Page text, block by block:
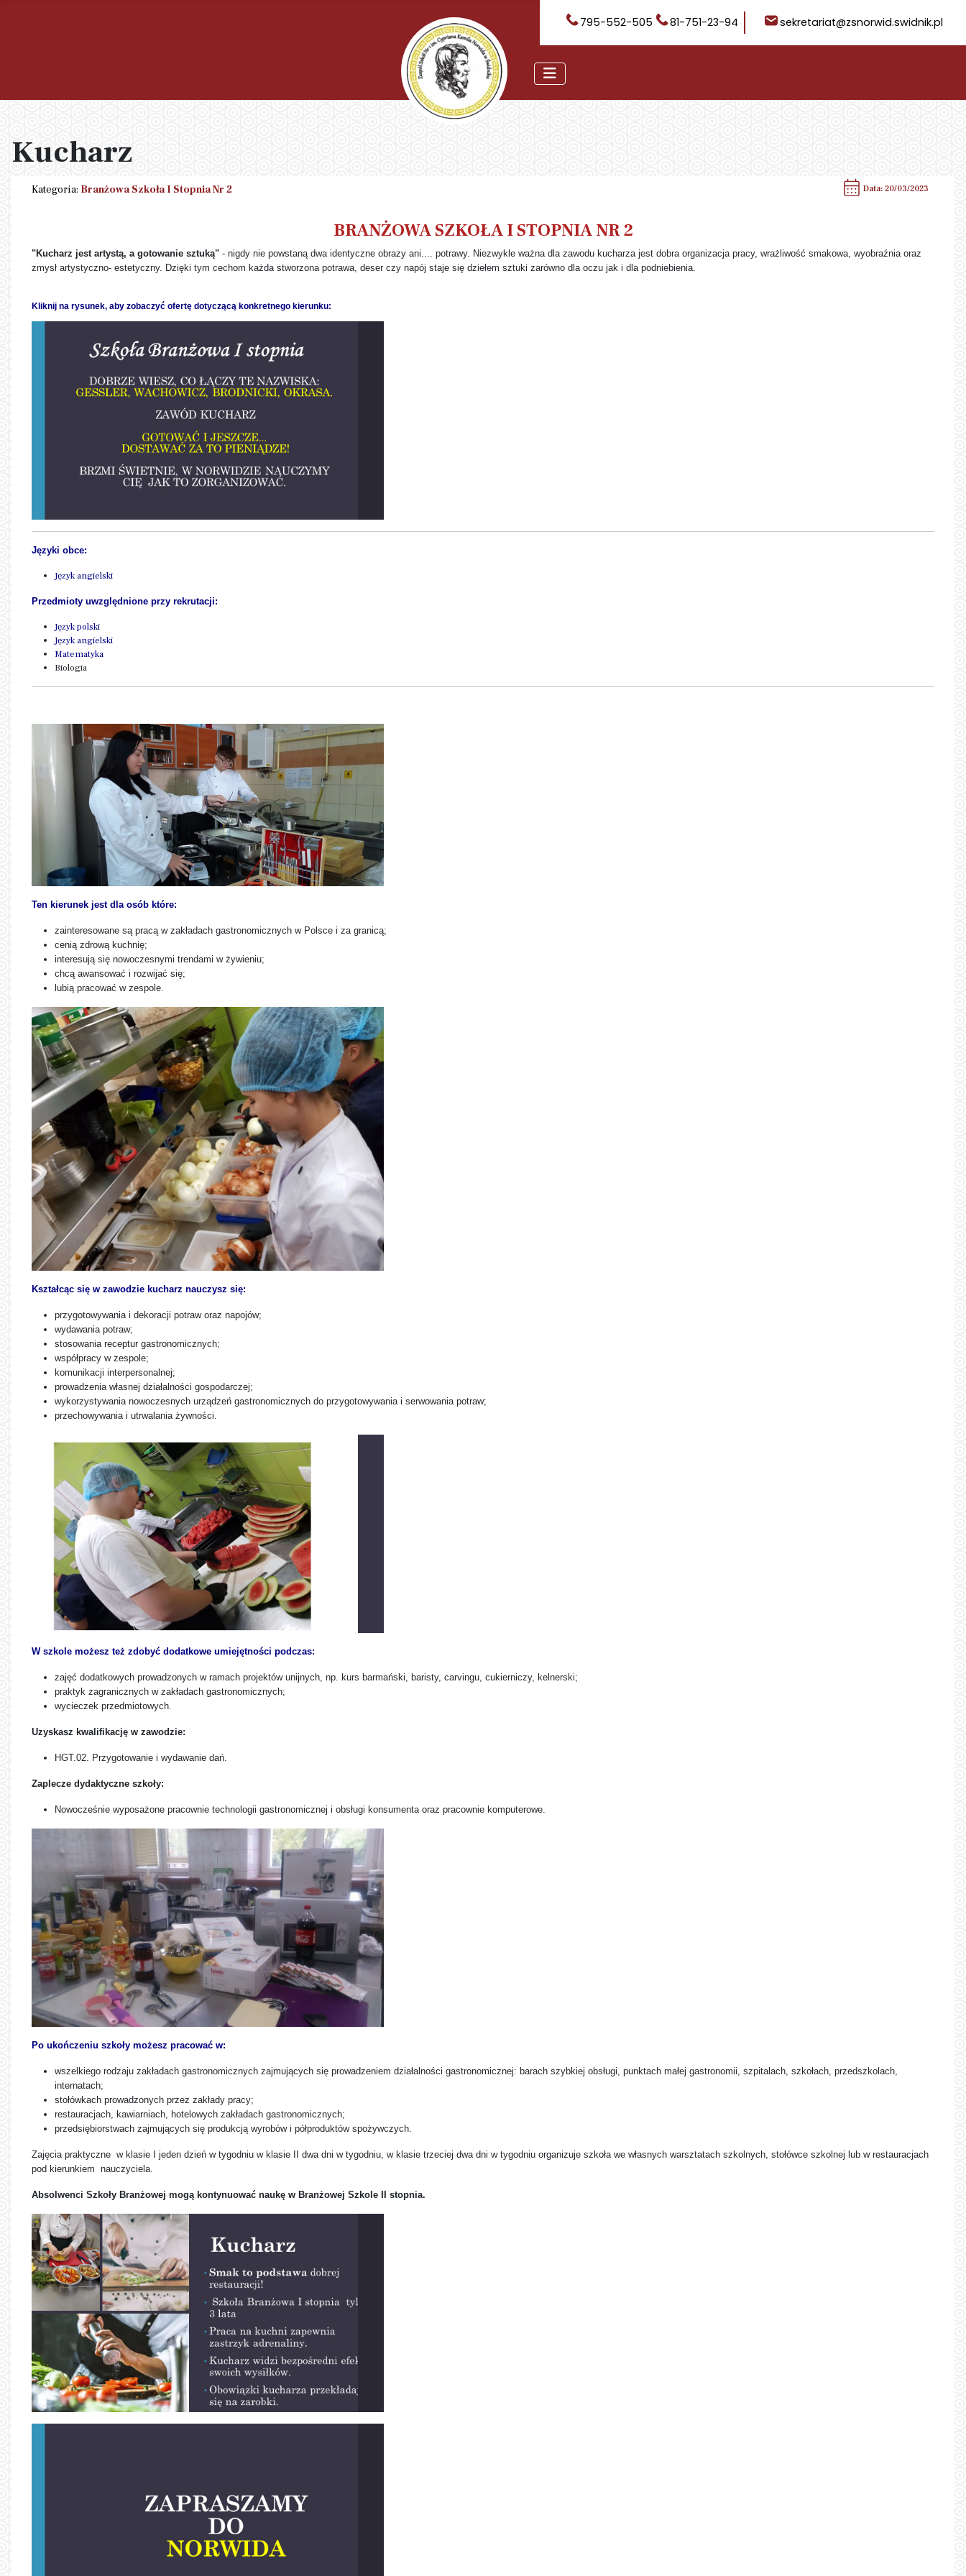
795-552-505 81-751-23-94 sekretariat@zsnorwid.swidnik.pl
Kucharz
Kategoria: Branżowa Szkoła I Stopnia Nr 2 Data: 20/03/2023
BRANŻOWA SZKOŁA I STOPNIA NR 2
"Kucharz jest artystą, a gotowanie sztuką" - nigdy nie powstaną dwa identyczne obrazy ani.... potrawy. Niezwykle ważna dla zawodu kucharza jest dobra organizacja pracy, wrażliwość smakowa, wyobraźnia oraz
zmysł artystyczno- estetyczny. Dzięki tym cechom każda stworzona potrawa, deser czy napój staje się dziełem sztuki zarówno dla oczu jak i dla podniebienia.
Kliknij na rysunek, aby zobaczyć ofertę dotyczącą konkretnego kierunku:
Języki obce:
Język angielski
Przedmioty uwzględnione przy rekrutacji:
Język polski
Język angielski
Matematyka
Biologia
Ten kierunek jest dla osób które:
zainteresowane są pracą w zakładach gastronomicznych w Polsce i za granicą;
cenią zdrową kuchnię;
interesują się nowoczesnymi trendami w żywieniu;
chcą awansować i rozwijać się;
lubią pracować w zespole.
Kształcąc się w zawodzie kucharz nauczysz się:
przygotowywania i dekoracji potraw oraz napojów;
wydawania potraw;
stosowania receptur gastronomicznych;
współpracy w zespole;
komunikacji interpersonalnej;
prowadzenia własnej działalności gospodarczej;
wykorzystywania nowoczesnych urządzeń gastronomicznych do przygotowywania i serwowania potraw;
przechowywania i utrwalania żywności.
W szkole możesz też zdobyć dodatkowe umiejętności podczas:
zajęć dodatkowych prowadzonych w ramach projektów unijnych, np. kurs barmański, baristy, carvingu, cukierniczy, kelnerski;
praktyk zagranicznych w zakładach gastronomicznych;
wycieczek przedmiotowych.
Uzyskasz kwalifikację w zawodzie:
HGT.02. Przygotowanie i wydawanie dań.
Zaplecze dydaktyczne szkoły:
Nowocześnie wyposażone pracownie technologii gastronomicznej i obsługi konsumenta oraz pracownie komputerowe.
Po ukończeniu szkoły możesz pracować w:
wszelkiego rodzaju zakładach gastronomicznych zajmujących się prowadzeniem działalności gastronomicznej: barach szybkiej obsługi, punktach małej gastronomii, szpitalach, szkołach, przedszkolach,
internatach;
stołówkach prowadzonych przez zakłady pracy;
restauracjach, kawiarniach, hotelowych zakładach gastronomicznych;
przedsiębiorstwach zajmujących się produkcją wyrobów i półproduktów spożywczych.
Zajęcia praktyczne w klasie I jeden dzień w tygodniu w klasie II dwa dni w tygodniu, w klasie trzeciej dwa dni w tygodniu organizuje szkoła we własnych warsztatach szkolnych, stołówce szkolnej lub w restauracjach
pod kierunkiem nauczyciela.
Absolwenci Szkoły Branżowej mogą kontynuować naukę w Branżowej Szkole II stopnia.